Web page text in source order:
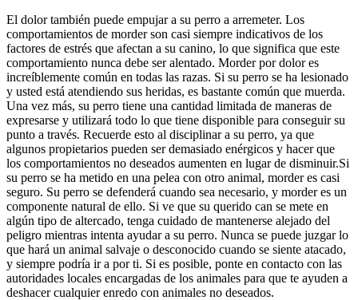
El dolor también puede empujar a su perro a arremeter. Los
comportamientos de morder son casi siempre indicativos de los
factores de estrés que afectan a su canino, lo que significa que este
comportamiento nunca debe ser alentado. Morder por dolor es
increíblemente común en todas las razas. Si su perro se ha lesionado
y usted está atendiendo sus heridas, es bastante común que muerda.
Una vez más, su perro tiene una cantidad limitada de maneras de
expresarse y utilizará todo lo que tiene disponible para conseguir su
punto a través. Recuerde esto al disciplinar a su perro, ya que
algunos propietarios pueden ser demasiado enérgicos y hacer que
los comportamientos no deseados aumenten en lugar de disminuir.Si
su perro se ha metido en una pelea con otro animal, morder es casi
seguro. Su perro se defenderá cuando sea necesario, y morder es un
componente natural de ello. Si ve que su querido can se mete en
algún tipo de altercado, tenga cuidado de mantenerse alejado del
peligro mientras intenta ayudar a su perro. Nunca se puede juzgar lo
que hará un animal salvaje o desconocido cuando se siente atacado,
y siempre podría ir a por ti. Si es posible, ponte en contacto con las
autoridades locales encargadas de los animales para que te ayuden a
deshacer cualquier enredo con animales no deseados.